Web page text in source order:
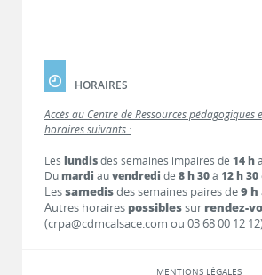
HORAIRES
Accès au Centre de Ressources
horaires suivants :
Les lundisdes semaines impaires de 14 hà
Dumardi auvendredi de 8 h 30à 12 h 30
Lessamedisdes semaines paires de9 h
Autres horaires possiblessur rendez-
(crpa@cdmcalsace.com ou 03 68 00 12
MENTIONS LÉGALES